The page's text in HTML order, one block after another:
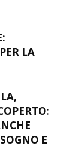
LA
E